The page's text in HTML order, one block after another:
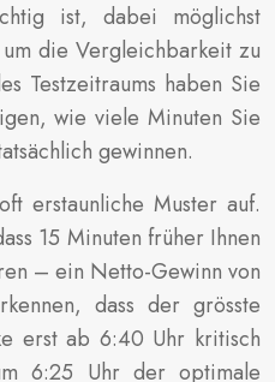
ist, dabei möglichst
die Vergleichbarkeit zu
Testzeitraums haben Sie
wie viele Minuten Sie
gewinnen.
erstaunliche Muster auf.
15 Minuten früher Ihnen
– ein Netto-Gewinn von
dass der grösste
erst ab 6:40 Uhr kritisch
6:25 Uhr der optimale